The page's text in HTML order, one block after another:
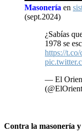
Masonería en
(sept.2024)
¿Sabías
1978 se
https://
— El
Contra la masonería y